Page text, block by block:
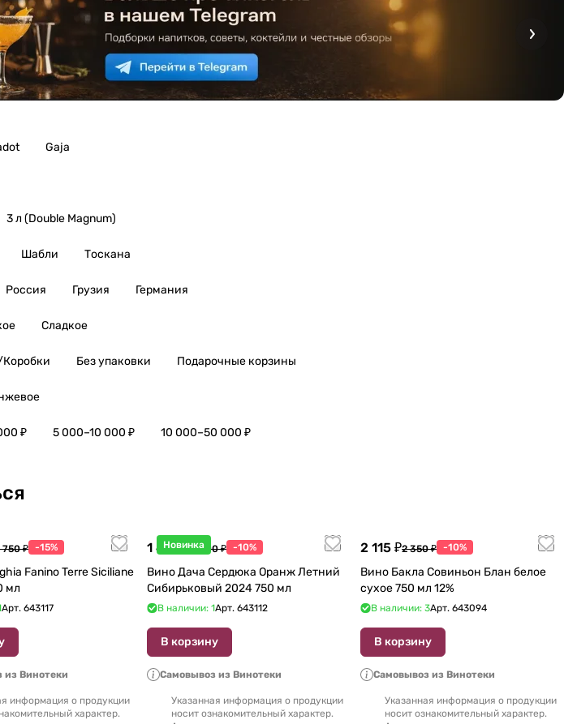
Gaja
3 л (Double Magnum)
Шабли Тоскана
Россия Грузия Германия
Сладкое
Без упаковки Подарочные корзины
₽ 5 000–10 000 ₽ 10 000–50 000 ₽
750 ₽ -15%
Fanino Terre Siciliane
мл
Арт. 643117
из Винотеки
информация о продукции
характер.
Новинка
1 440 ₽1 600 ₽ -10%
Вино Дача Сердюка Оранж Летний
Сибирьковый 2024 750 мл
В наличии: 1Арт. 643112
В корзину
Самовывоз из Винотеки
Указанная информация о продукции
носит ознакомительный характер.
2 115 ₽2 350 ₽ -10%
Вино Бакла Совиньон Блан белое
сухое 750 мл 12%
В наличии: 3Арт. 643094
В корзину
Самовывоз из Винотеки
Указанная информация о продукции
носит ознакомительный характер.